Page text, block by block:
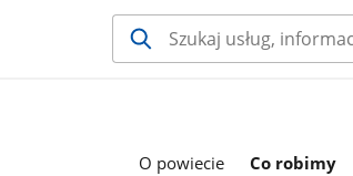
O powiecie Co robimy